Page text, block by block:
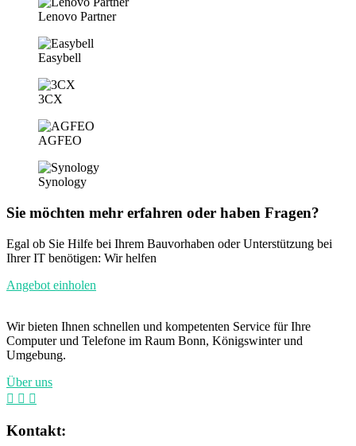
Lenovo Partner
Easybell
3CX
AGFEO
Synology
Sie möchten mehr erfahren oder haben Fragen?
Egal ob Sie Hilfe bei Ihrem Bauvorhaben oder Unterstützung bei
Ihrer IT benötigen: Wir helfen
Angebot einholen
Wir bieten Ihnen schnellen und kompetenten Service für Ihre
Computer und Telefone im Raum Bonn, Königswinter und
Umgebung.
Über uns
Kontakt: